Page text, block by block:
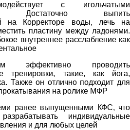
с игольчатыми
Достаточно выпить
на Корректоре воды, лечь на
пластину между ладонями.
внутреннее расслабление как
эффективно проводить
тренировки, такие, как йога,
Также он отлично подходит для
на ролике МФР
ранее выпущенными КФС, что
индивидуальные
и для любых целей